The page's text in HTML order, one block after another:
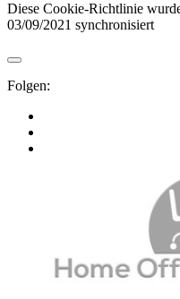
Diese Cookie-Richtlinie
03/09/2021 synchronisiert
Folgen: